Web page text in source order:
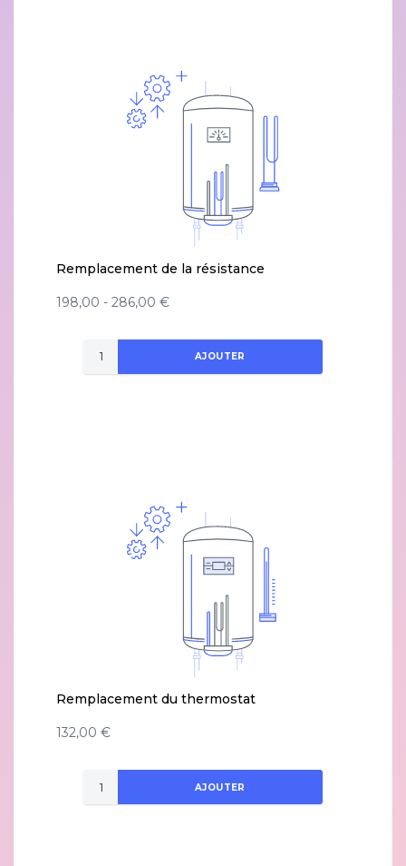
Remplacement de la résistance
198,00 - 286,00 €
AJOUTER
Remplacement du thermostat
132,00 €
AJOUTER